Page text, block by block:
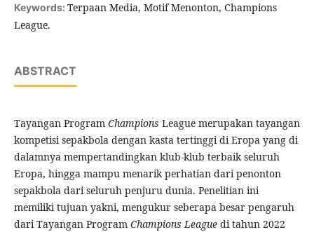
Keywords: Terpaan Media, Motif Menonton, Champions
League.
ABSTRACT
Tayangan Program Champions League merupakan tayangan
kompetisi sepakbola dengan kasta tertinggi di Eropa yang di
dalamnya mempertandingkan klub-klub terbaik seluruh
Eropa, hingga mampu menarik perhatian dari penonton
sepakbola dari seluruh penjuru dunia. Penelitian ini
memiliki tujuan yakni, mengukur seberapa besar pengaruh
dari Tayangan Program Champions Leaguedi tahun 2022